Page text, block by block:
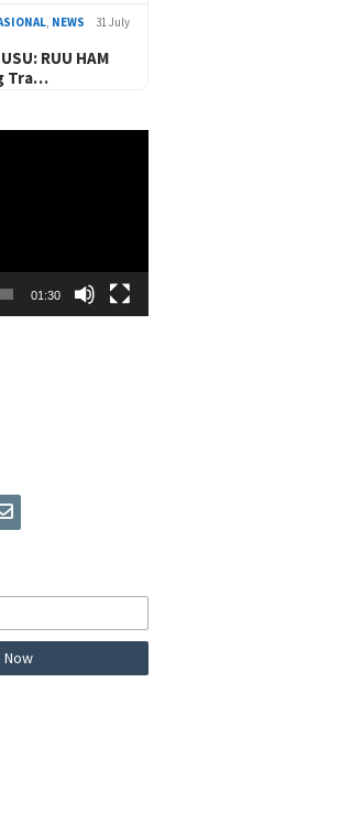
, NEWS
31 July
RUU HAM
Tra…
01:30
email